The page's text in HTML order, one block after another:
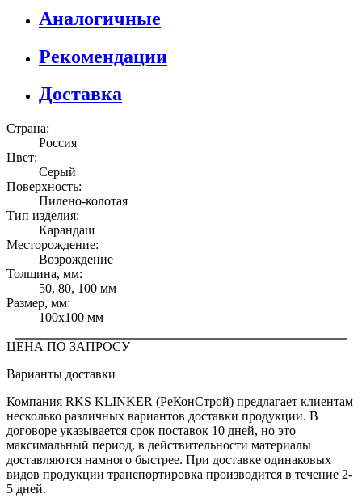
Аналогичные
Рекомендации
Доставка
Страна:
Россия
Цвет:
Серый
Поверхность:
Пилено-колотая
Тип изделия:
Карандаш
Месторождение:
Возрождение
Толщина, мм:
50, 80, 100 мм
Размер, мм:
100x100 мм
ЦЕНА ПО ЗАПРОСУ
Варианты доставки
Компания RKS KLINKER (РеКонСтрой) предлагает клиентам
несколько различных вариантов доставки продукции. В
договоре указывается срок поставок 10 дней, но это
максимальный период, в действительности материалы
доставляются намного быстрее. При доставке одинаковых
видов продукции транспортировка производится в течение 2-
5 дней.